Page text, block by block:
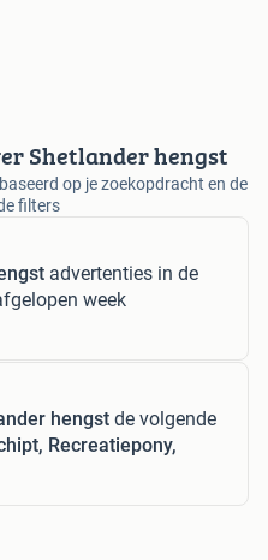
Shetlander hengst
op je zoekopdracht en de
filters
advertenties in de
week
hengst de volgende
Recreatiepony,